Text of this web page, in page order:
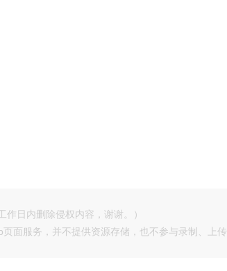
日内删除侵权内容，谢谢。）
面服务，并不提供资源存储，也不参与录制、上传